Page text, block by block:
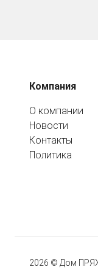
Компания
О компании
Новости
Контакты
Политика
2026 © Дом